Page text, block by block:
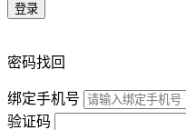
登录
密码找回
绑定手机号
验证码